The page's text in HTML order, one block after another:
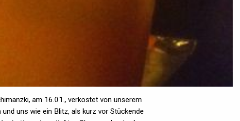
am 16.01., verkostet von unserem
uns wie ein Blitz, als kurz vor Stückende